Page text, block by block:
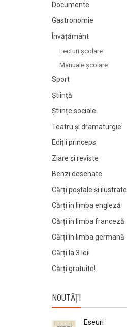
Documente
Gastronomie
Învățământ
Lecturi şcolare
Manuale şcolare
Sport
Știință
Științe sociale
Teatru și dramaturgie
Ediții princeps
Ziare şi reviste
Benzi desenate
Cărți poștale și ilustrate
Cărți în limba engleză
Cărți în limba franceză
Cărți în limba germană
Cărți la 3 lei!
Cărți gratuite!
NOUTĂȚI
Eseuri